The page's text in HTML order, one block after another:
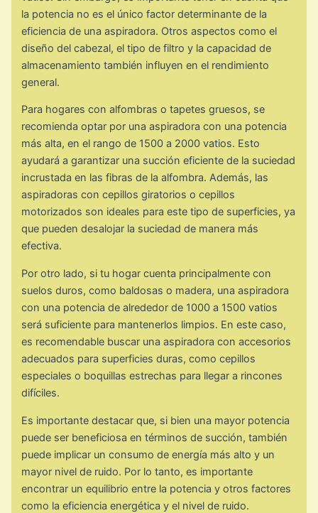
la potencia no es el único factor determinante de la
eficiencia de una aspiradora. Otros aspectos como el
diseño del cabezal, el tipo de filtro y la capacidad de
almacenamiento también influyen en el rendimiento
general.
Para hogares con alfombras o tapetes gruesos, se
recomienda optar por una aspiradora con una potencia
más alta, en el rango de 1500 a 2000 vatios. Esto
ayudará a garantizar una succión eficiente de la suciedad
incrustada en las fibras de la alfombra. Además, las
aspiradoras con cepillos giratorios o cepillos
motorizados son ideales para este tipo de superficies, ya
que pueden desalojar la suciedad de manera más
efectiva.
Por otro lado, si tu hogar cuenta principalmente con
suelos duros, como baldosas o madera, una aspiradora
con una potencia de alrededor de 1000 a 1500 vatios
será suficiente para mantenerlos limpios. En este caso,
es recomendable buscar una aspiradora con accesorios
adecuados para superficies duras, como cepillos
especiales o boquillas estrechas para llegar a rincones
difíciles.
Es importante destacar que, si bien una mayor potencia
puede ser beneficiosa en términos de succión, también
puede implicar un consumo de energía más alto y un
mayor nivel de ruido. Por lo tanto, es importante
encontrar un equilibrio entre la potencia y otros factores
como la eficiencia energética y el nivel de ruido.